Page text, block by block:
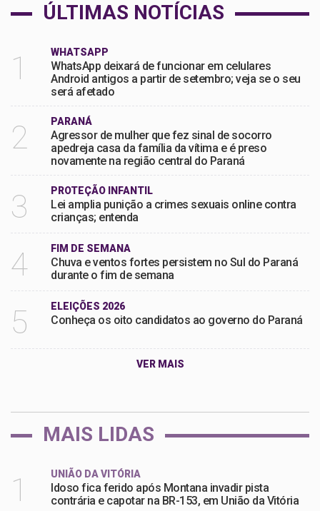
ÚLTIMAS NOTÍCIAS
1 WHATSAPP
WhatsApp deixará de funcionar em celulares
Android antigos a partir de setembro; veja se o seu
será afetado
2 PARANÁ
Agressor de mulher que fez sinal de socorro
apedreja casa da família da vítima e é preso
novamente na região central do Paraná
3 PROTEÇÃO INFANTIL
Lei amplia punição a crimes sexuais online contra
crianças; entenda
4 FIM DE SEMANA
Chuva e ventos fortes persistem no Sul do Paraná
durante o fim de semana
5 ELEIÇÕES 2026
Conheça os oito candidatos ao governo do Paraná
VER MAIS
MAIS LIDAS
1 UNIÃO DA VITÓRIA
Idoso fica ferido após Montana invadir pista
contrária e capotar na BR-153, em União da Vitória